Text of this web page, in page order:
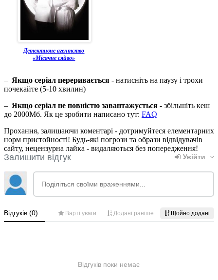
Детективне агентство
«Місячне сяйво»
– Якщо серіал переривається - натисніть на паузу і трохи
почекайте (5-10 хвилин)
– Якщо серіал не повністю завантажується - збільшіть кеш
до 2000Мб. Як це зробити написано тут: FAQ
Прохання, залишаючи коментарі - дотримуйтеся елементарних
норм пристойності! Будь-які погрози та образи відвідувачів
сайту, нецензурна лайка - видаляються без попередження!